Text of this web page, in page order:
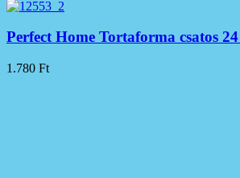
Perfect Home Tortaforma csatos
1.780 Ft